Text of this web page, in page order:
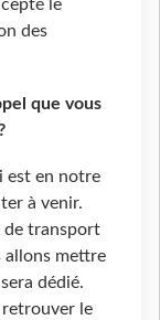
le
des
que vous
est en notre
à venir.
de transport
allons mettre
dédié.
retrouver le